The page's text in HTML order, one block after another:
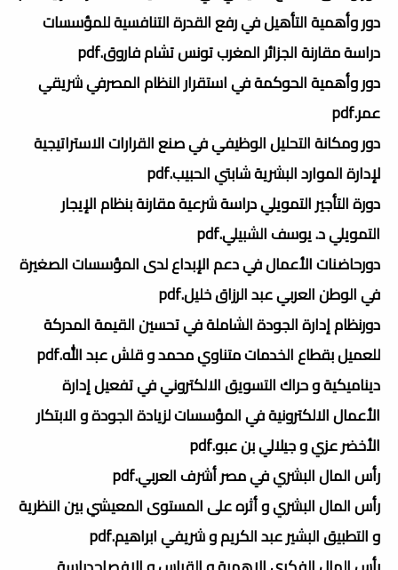
دور وأهمية التأهيل في رفع القدرة التنافسية للمؤسسات
دراسة مقارنة الجزائر المغرب تونس تشام فاروق.pdf
دور وأهمية الحوكمة في استقرار النظام المصرفي شريقي
عمر.pdf
دور ومكانة التحليل الوظيفي في صنع القرارات الاستراتيجية
لإدارة الموارد البشرية شابتي الحبيب.pdf
دورة التأجير التمويلي دراسة شرعية مقارنة بنظام الإيجار
التمويلي د. يوسف الشبيلي.pdf
دورحاضنات الأعمال في دعم الإبداع لدى المؤسسات الصغيرة
في الوطن العربي عبد الرزاق خليل.pdf
دورنظام إدارة الجودة الشاملة في تحسين القيمة المدركة
للعميل بقطاع الخدمات متناوي محمد و قلش عبد الله.pdf
ديناميكية و حراك التسويق الالكتروني في تفعيل إدارة
الأعمال الالكترونية في المؤسسات لزيادة الجودة و الابتكار
الأخضر عزي و جيلالي بن عبو.pdf
رأس المال البشري في مصر أشرف العربي.pdf
رأس المال البشري و أثره على المستوى المعيشي بين النظرية
و التطبيق البشير عبد الكريم و شريفي ابراهيم.pdf